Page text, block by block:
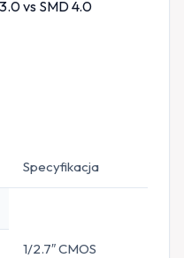
Specyfikacja
1/2.7″ CMOS